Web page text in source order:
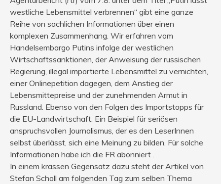
westliche Lebensmittel verbrennen“ gibt eine ganze
Reihe von sachlichen Informationen über einen
komplexen Zusammenhang. Wir erfahren vom
Handelsembargo Putins infolge der westlichen
Wirtschaftssanktionen, der Anweisung der russischen
Regierung, illegal importierte Lebensmittel zu vernichten,
einer Onlinepetition dagegen, dem Anstieg der
Lebensmittepreise und der zunehmenden Armut in
Russland. Ebenso von den Folgen des Importstopps für
die EU-Landwirtschaft. Ein Beispiel für seriösen
anspruchsvollen Journalismus, der es den LeserInnen
selbst überlässt, sich eine Meinung zu bilden. Für solche
Informationen habe ich die FR abonniert .
In einem krassen Gegensatz dazu steht der Artikel von
Stefan Scholl am folgenden Tag zum selben Thema